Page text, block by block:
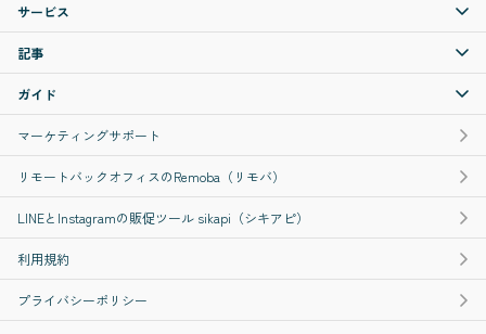
サービス
記事
ガイド
マーケティングサポート
リモートバックオフィスのRemoba（リモバ）
LINEとInstagramの販促ツール sikapi（シキアピ）
利用規約
プライバシーポリシー